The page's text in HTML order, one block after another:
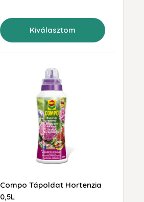
Kiválasztom
Compo Tápoldat Hortenzia
0,5L